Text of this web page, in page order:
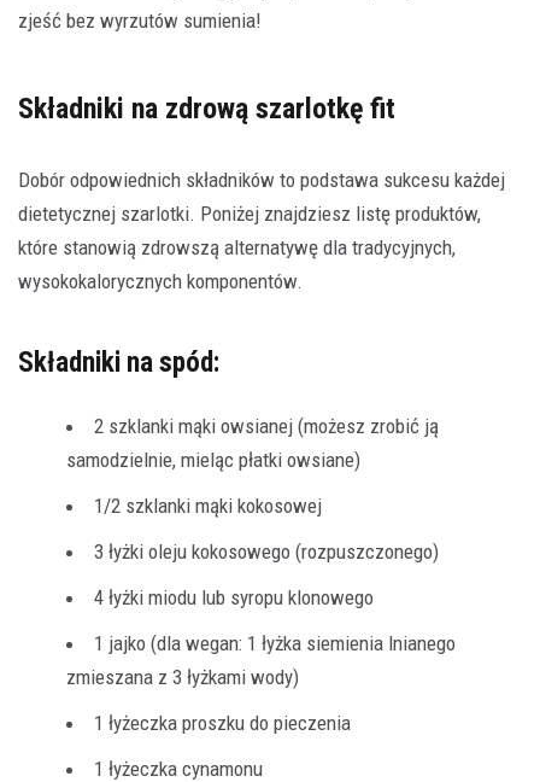
zjeść bez wyrzutów sumienia!
Składniki na zdrową szarlotkę fit
Dobór odpowiednich składników to podstawa sukcesu każdej
dietetycznej szarlotki. Poniżej znajdziesz listę produktów,
które stanowią zdrowszą alternatywę dla tradycyjnych,
wysokokalorycznych komponentów.
Składniki na spód:
2 szklanki mąki owsianej (możesz zrobić ją
samodzielnie, mieląc płatki owsiane)
1/2 szklanki mąki kokosowej
3 łyżki oleju kokosowego (rozpuszczonego)
4 łyżki miodu lub syropu klonowego
1 jajko (dla wegan: 1 łyżka siemienia lnianego
zmieszana z 3 łyżkami wody)
1 łyżeczka proszku do pieczenia
1 łyżeczka cynamonu